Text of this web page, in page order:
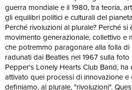
guerra mondiale e il 1980, tra teoria,
gli equilibri politici e culturali del
Perché rivoluzioni al plurale? Perché
movimento generazionale, collettivo e
che potremmo paragonare alla folla
radunati dai Beatles nel 1967 sulla
Pepper's Lonely Hearts Club Band, ha
attivato quei processi di innovazione e
definiamo, al plurale, "rivoluzioni".